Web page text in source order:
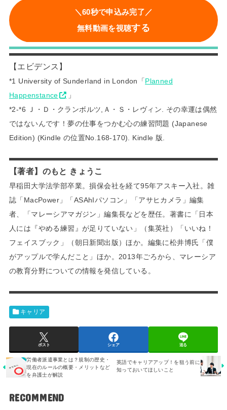
＼60秒で申込み完了／
無料動画を視聴する
【エビデンス】
*1 University of Sunderland in London「Planned
Happenstance
」
*2-*6 Ｊ・Ｄ・クランボルツ,Ａ・Ｓ・レヴィン. その幸運は偶然
ではないんです！夢の仕事をつかむ心の練習問題 (Japanese
Edition) (Kindle の位置No.168-170). Kindle 版.
【著者】のもと きょうこ
早稲田大学法学部卒業。損保会社を経て95年アスキー入社。雑
誌「MacPower」「ASAhIパソコン」「アサヒカメラ」編集
者、「マレーシアマガジン」編集長などを歴任。著書に「日本
人には『やめる練習』が足りていない」（集英社）「いいね！
フェイスブック」（朝日新聞出版）ほか。編集に松井博氏「僕
がアップルで学んだこと」ほか。2013年ごろから、マレーシア
の教育分野についての情報を発信している。
キャリア
ポスト シェア 送る
労働者派遣事業とは？規制の歴史・
現在のルールの概要・メリットなど
を弁護士が解説
英語でキャリアアップ！を狙う前に
知っておいてほしいこと
RECOMMEND